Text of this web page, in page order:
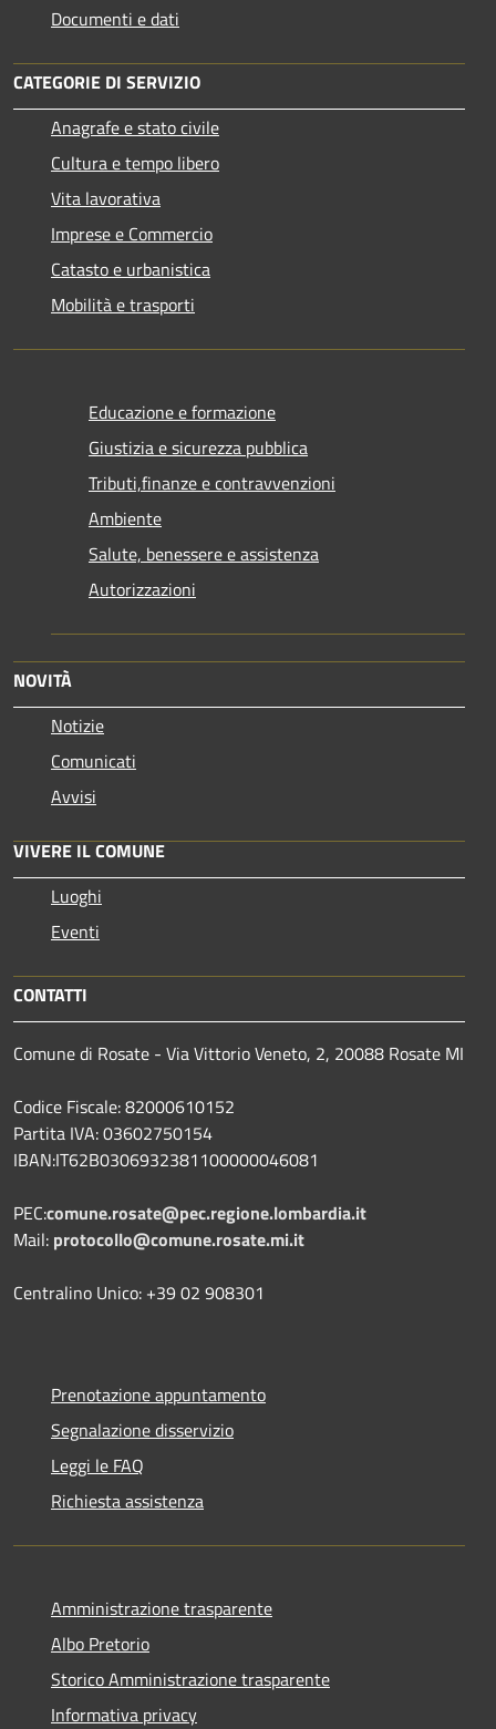
Documenti e dati
CATEGORIE DI SERVIZIO
Anagrafe e stato civile
Cultura e tempo libero
Vita lavorativa
Imprese e Commercio
Catasto e urbanistica
Mobilità e trasporti
Educazione e formazione
Giustizia e sicurezza pubblica
Tributi,finanze e contravvenzioni
Ambiente
Salute, benessere e assistenza
Autorizzazioni
NOVITÀ
Notizie
Comunicati
Avvisi
VIVERE IL COMUNE
Luoghi
Eventi
CONTATTI
Comune di Rosate - Via Vittorio Veneto, 2, 20088 Rosate MI
Codice Fiscale: 82000610152
Partita IVA: 03602750154
IBAN:IT62B0306932381100000046081
PEC:comune.rosate@pec.regione.lombardia.it
Mail: protocollo@comune.rosate.mi.it
Centralino Unico: +39 02 908301
Prenotazione appuntamento
Segnalazione disservizio
Leggi le FAQ
Richiesta assistenza
Amministrazione trasparente
Albo Pretorio
Storico Amministrazione trasparente
Informativa privacy